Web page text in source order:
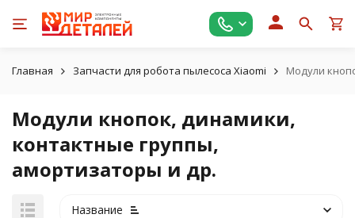
Главная Запчасти для робота пылесоса Xiaomi Модули
Модули кнопок, динамики,
контактные группы,
амортизаторы и др.
Название